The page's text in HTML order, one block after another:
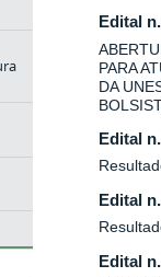
Edital
PARA
DA
Edital
Edital
Edital